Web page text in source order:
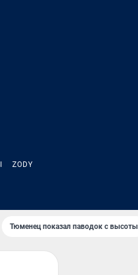
ZODY
Тюменец показал паводок с высоты